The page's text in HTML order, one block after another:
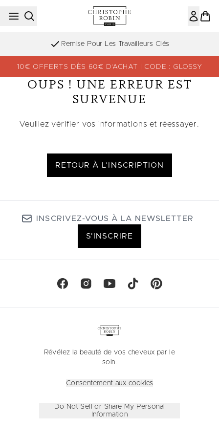
Passer au contenu principal
Remise Pour Les Travailleurs Clés
10€ OFFERTS DÈS 60€ D’ACHAT | CODE : GLOSSY
OUPS ! UNE ERREUR EST
SURVENUE
Veuillez vérifier vos informations et réessayer.
RETOUR À L’INSCRIPTION
INSCRIVEZ-VOUS À LA NEWSLETTER
S'INSCRIRE
Révélez la beauté de vos cheveux par le
soin.
Consentement aux cookies
Do Not Sell or Share My Personal
Information